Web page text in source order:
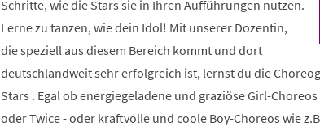
Schritte, wie die Stars sie in Ihren Aufführungen nutzen.
Lerne zu tanzen, wie dein Idol! Mit unserer Dozentin,
die speziell aus diesem Bereich kommt und dort
deutschlandweit sehr erfolgreich ist, lernst du die
Stars . Egal ob energiegeladene und graziöse Girl-
oder Twice - oder kraftvolle und coole Boy-Choreos wie